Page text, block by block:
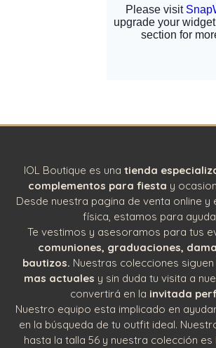
IOL Boutique es una tienda
complementos para fiesta y
Desde nuestra pagina de venta online y
física, estamos para
Te vestimos y asesoramos para tus
comuniones, graduaciones,
bautizos. Nuestras colecciones siguen
mas actuales y sin duda tu visita a
convertirá en la invitada
Nuestro equipo esta implicado en
en la búsqueda de tu outfit ideal.
hasta la talla 56 y nuestra colección es